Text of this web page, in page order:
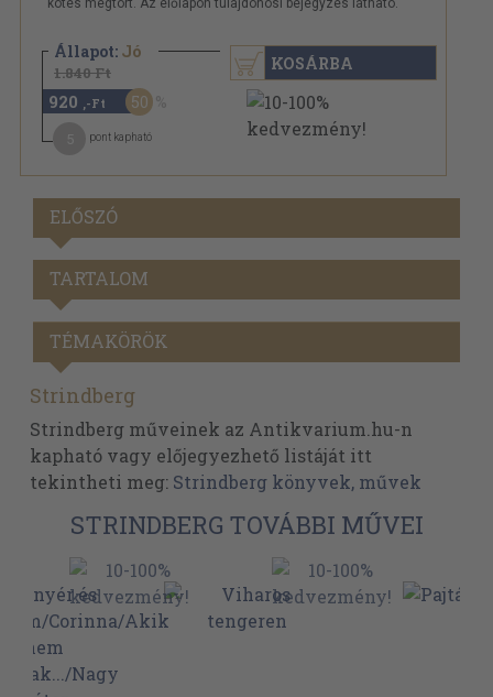
kötés megtört. Az előlapon tulajdonosi bejegyzés látható.
Állapot: Jó
1.840 Ft
920 ,-Ft 50
pont kapható
KOSÁRBA
ELŐSZÓ
TARTALOM
TÉMAKÖRÖK
Strindberg
Strindberg műveinek az Antikvarium.hu-n
kapható vagy előjegyezhető listáját itt
tekintheti meg: Strindberg könyvek, művek
STRINDBERG TOVÁBBI MŰVEI